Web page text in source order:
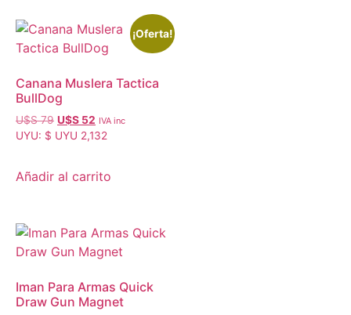
¡Oferta!
Canana Muslera Tactica
BullDog
U$S79 U$S 52 IVA inc
UYU: $ UYU 2,132
Añadir al carrito
Iman Para Armas Quick
Draw Gun Magnet